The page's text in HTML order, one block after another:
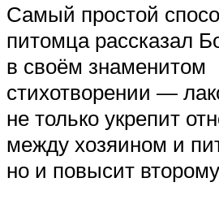
Самый простой
питомца рассказал
в своём знаменитом
стихотворении —
не только укрепит
между хозяином и
но и повысит